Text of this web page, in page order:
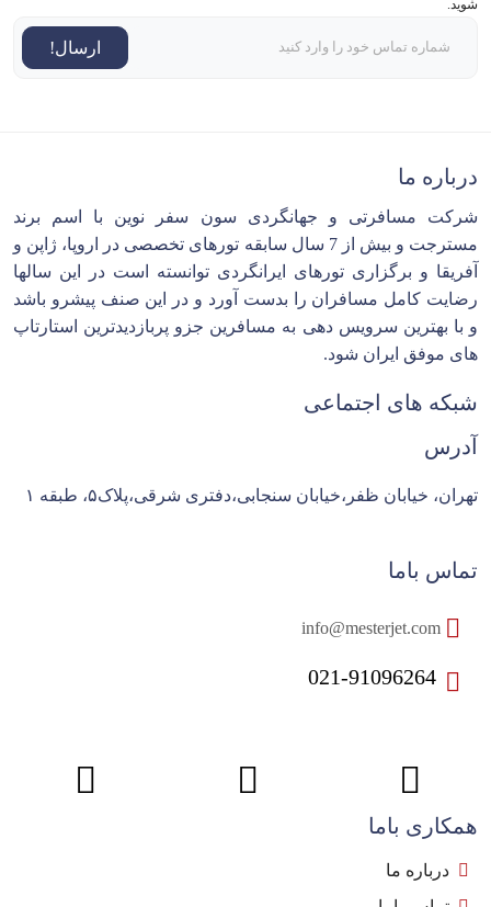
شوید.
ارسال!
درباره ما
شرکت مسافرتی و جهانگردی سون سفر نوین با اسم برند
مسترجت و بیش از 7 سال سابقه تورهای تخصصی در اروپا، ژاپن و
آفریقا و برگزاری تورهای ایرانگردی توانسته است در این سالها
رضایت کامل مسافران را بدست آورد و در این صنف پیشرو باشد
و با بهترین سرویس دهی به مسافرین جزو پربازدیدترین استارتاپ
های موفق ایران شود.
شبکه های اجتماعی
آدرس
تهران، خیابان ظفر،خیابان سنجابی،دفتری شرقی،پلاک۵، طبقه ۱
تماس باما
021-91096264
همکاری باما
درباره ما